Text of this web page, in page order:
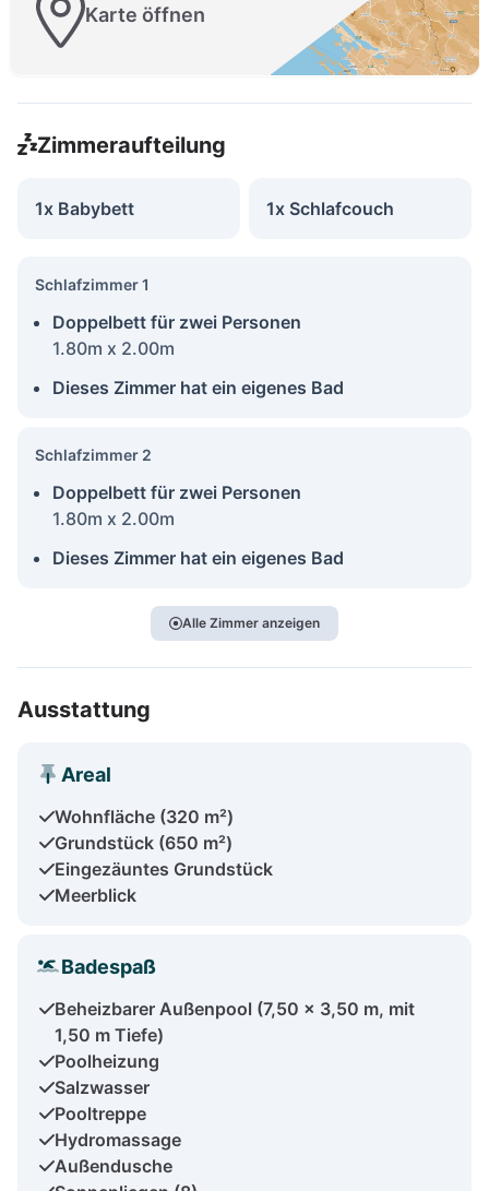
Karte öffnen
Zimmeraufteilung
1x Babybett 1x Schlafcouch
Schlafzimmer 1
Doppelbett für zwei Personen
1.80m x 2.00m
Dieses Zimmer hat ein eigenes Bad
Schlafzimmer 2
Doppelbett für zwei Personen
1.80m x 2.00m
Dieses Zimmer hat ein eigenes Bad
Alle Zimmer anzeigen
Ausstattung
Areal
Wohnfläche (320 m²)
Grundstück (650 m²)
Eingezäuntes Grundstück
Meerblick
Badespaß
Beheizbarer Außenpool (7,50 x 3,50 m, mit
1,50 m Tiefe)
Poolheizung
Salzwasser
Pooltreppe
Hydromassage
Außendusche